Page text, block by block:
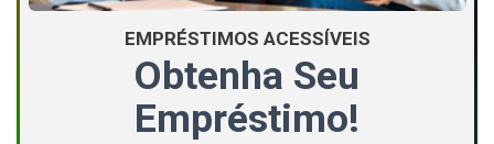
EMPRÉSTIMOS ACESSÍVEIS
Obtenha Seu
Empréstimo!